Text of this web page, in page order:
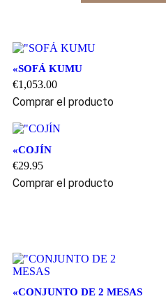
«SOFÁ KUMU
€1,053.00
Comprar el producto
«COJÍN
€29.95
Comprar el producto
«CONJUNTO DE 2 MESAS